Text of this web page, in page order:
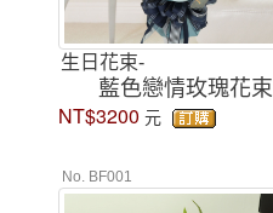
生日花束-
藍色戀情玫瑰花束
NT$3200 元
No. BF001